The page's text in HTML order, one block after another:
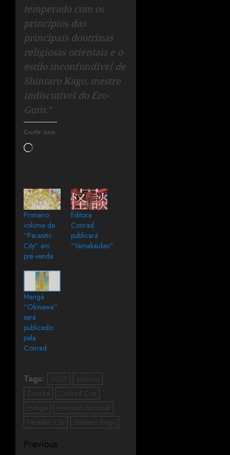
temperado com os
princípios das
principais doutrinas
religiosas orientais e o
estilo inconfundível de
Shintaro Kago, mestre
indiscutível do Ero-
Guro.”
Curtir isso:
Primeiro
volume de
“Parasitic
City” em
pré-venda
Editora
Conrad
publicará
“Yamakaidan”
Mangá
“Okinawa”
será
publicado
pela
Conrad
Tags: 2025
anúncio
Conrad
Conrad Con
manga
mercado nacional
Parasitic City
Shintaro Kago
Previous